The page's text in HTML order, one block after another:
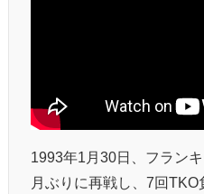
1993年1月30日、フラン
月ぶりに再戦し、7回